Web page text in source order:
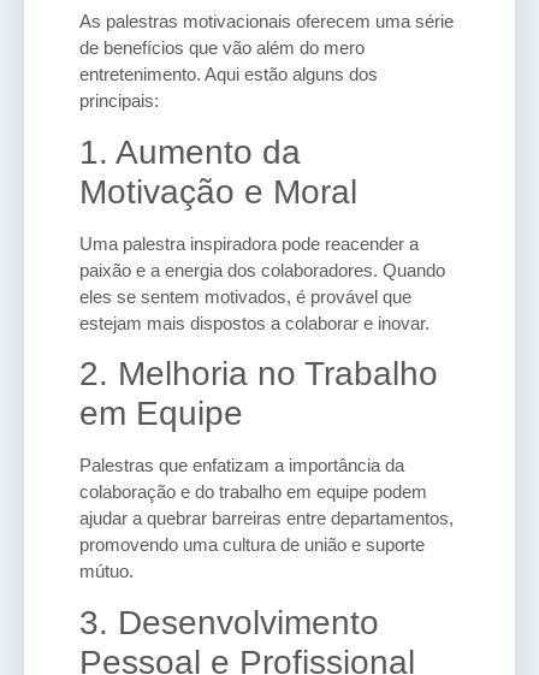
As palestras motivacionais oferecem uma série
de benefícios que vão além do mero
entretenimento. Aqui estão alguns dos
principais:
1. Aumento da
Motivação e Moral
Uma palestra inspiradora pode reacender a
paixão e a energia dos colaboradores. Quando
eles se sentem motivados, é provável que
estejam mais dispostos a colaborar e inovar.
2. Melhoria no Trabalho
em Equipe
Palestras que enfatizam a importância da
colaboração e do trabalho em equipe podem
ajudar a quebrar barreiras entre departamentos,
promovendo uma cultura de união e suporte
mútuo.
3. Desenvolvimento
Pessoal e Profissional